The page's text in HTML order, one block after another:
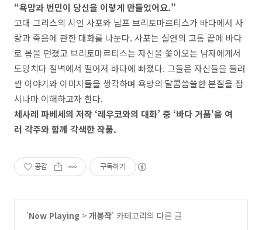
“욕망과 번민이 당신을 이렇게 만들었어요.”
고대 그리스의 시인 사포와 님프 브리토마르티스가 바다에서 사
랑과 죽음에 관한 대화를 나눈다. 사포는 실연의 고통 끝에 바다
로 몸을 던졌고 브리토마르티스는 자신을 쫓아오는 남자에게서
도망치다 절벽에서 떨어져 바다에 빠졌다. 그들은 자신들을 둘러
싼 이야기와 이미지들을 생각하며 욕망의 달콤씁쓸한 본질을 잠
시나마 이해하고자 한다.
체사레 파베세의 저작 ‘레우코와의 대화’ 중 ‘바다 거품'을 여
러 각주와 함께 각색한 작품.
공감 구독하기
'Now Playing > 개봉작' 카테고리의 다른 글